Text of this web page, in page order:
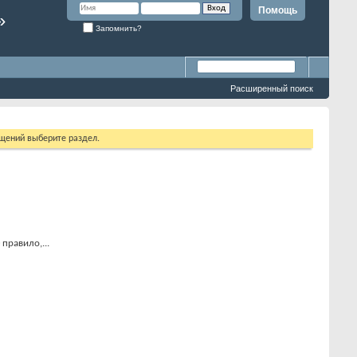
Помощь
Запомнить?
Расширенный поиск
выберите раздел.